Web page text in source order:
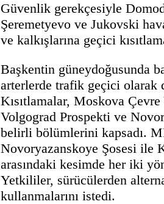
Güvenlik gerekçesiyle
Şeremetyevo ve Jukovski
ve kalkışlarına geçici
Başkentin güneydoğusunda
arterlerde trafik geçici olarak
Kısıtlamalar, Moskova
Volgograd Prospekti ve
belirli bölümlerini kapsadı.
Novoryazanskoye Şosesi ile
arasındaki kesimde her iki
Yetkililer, sürücülerden
kullanmalarını istedi.